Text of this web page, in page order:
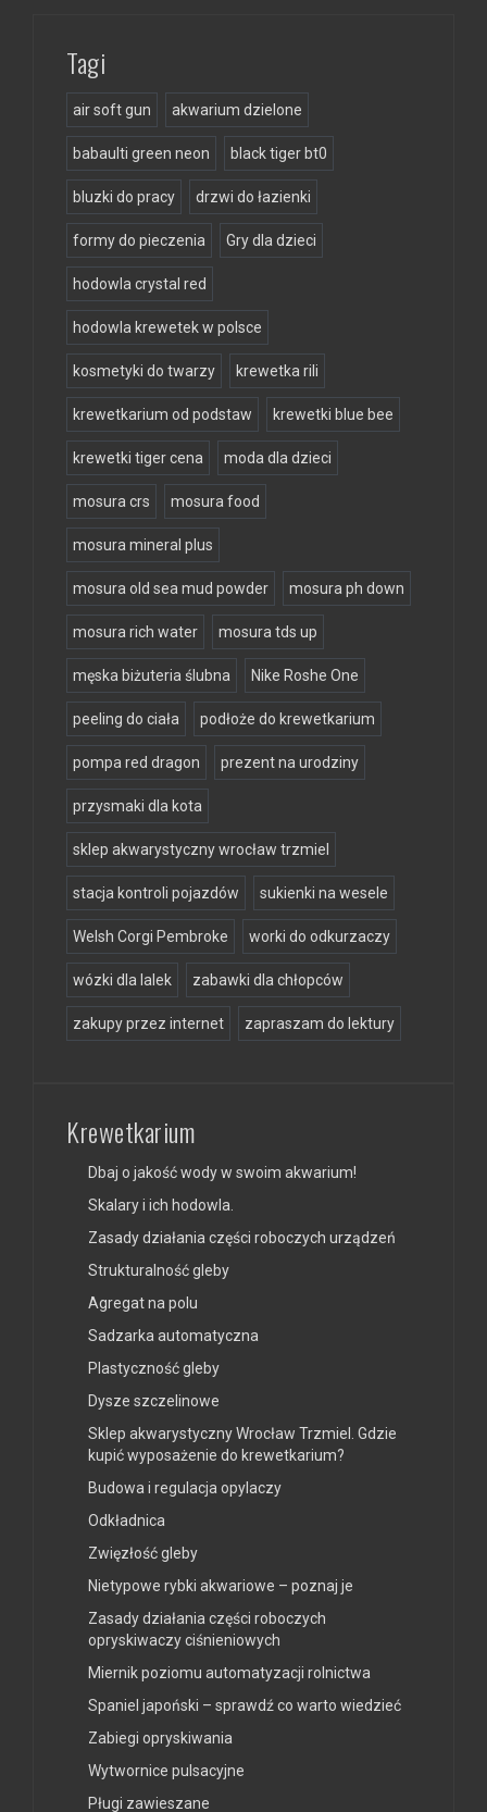
Tagi
air soft gun akwarium dzielone
babaulti green neon black tiger bt0
bluzki do pracy drzwi do łazienki
formy do pieczenia Gry dla dzieci
hodowla crystal red
hodowla krewetek w polsce
kosmetyki do twarzy krewetka rili
krewetkarium od podstaw krewetki blue bee
krewetki tiger cena moda dla dzieci
mosura crs mosura food
mosura mineral plus
mosura old sea mud powder mosura ph down
mosura rich water mosura tds up
męska biżuteria ślubna Nike Roshe One
peeling do ciała podłoże do krewetkarium
pompa red dragon prezent na urodziny
przysmaki dla kota
sklep akwarystyczny wrocław trzmiel
stacja kontroli pojazdów sukienki na wesele
Welsh Corgi Pembroke worki do odkurzaczy
wózki dla lalek zabawki dla chłopców
zakupy przez internet zapraszam do lektury
Krewetkarium
Dbaj o jakość wody w swoim akwarium!
Skalary i ich hodowla.
Zasady działania części roboczych urządzeń
Strukturalność gleby
Agregat na polu
Sadzarka automatyczna
Plastyczność gleby
Dysze szczelinowe
Sklep akwarystyczny Wrocław Trzmiel. Gdzie
kupić wyposażenie do krewetkarium?
Budowa i regulacja opylaczy
Odkładnica
Zwięzłość gleby
Nietypowe rybki akwariowe – poznaj je
Zasady działania części roboczych
opryskiwaczy ciśnieniowych
Miernik poziomu automatyzacji rolnictwa
Spaniel japoński – sprawdź co warto wiedzieć
Zabiegi opryskiwania
Wytwornice pulsacyjne
Pługi zawieszane